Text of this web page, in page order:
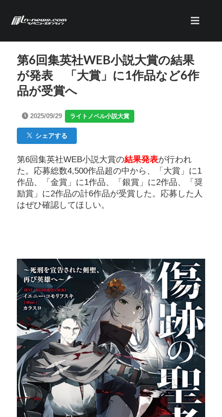
第6回集英社WEB小説大賞の結果
が発表 「大賞」に1作品など6作
品が受賞へ
2025/09/29 ライトノベル小説大賞
シェアする
第6回集英社WEB小説大賞の結果発表が行われ
た。応募総数4,500作品超の中から、「大賞」に1
作品、「金賞」に1作品、「銀賞」に2作品、「奨
励賞」に2作品の計6作品が受賞した。応募した人
はぜひ確認してほしい。